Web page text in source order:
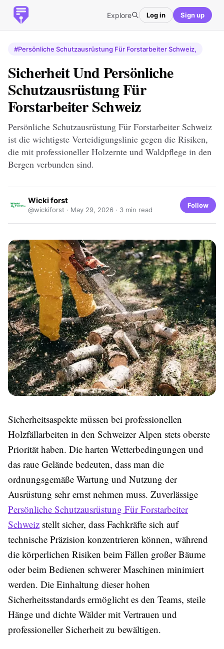
Explore Log in Sign up
#Persönliche Schutzausrüstung Für Forstarbeiter Schweiz,
Sicherheit Und Persönliche
Schutzausrüstung Für
Forstarbeiter Schweiz
Persönliche Schutzausrüstung Für Forstarbeiter Schweiz
ist die wichtigste Verteidigungslinie gegen die Risiken,
die mit professioneller Holzernte und Waldpflege in den
Bergen verbunden sind.
Wicki forst
@wickiforst · May 29, 2026 · 3 min read
Follow
Sicherheitsaspekte müssen bei professionellen
Holzfällarbeiten in den Schweizer Alpen stets oberste
Priorität haben. Die harten Wetterbedingungen und
das raue Gelände bedeuten, dass man die
ordnungsgemäße Wartung und Nutzung der
Ausrüstung sehr ernst nehmen muss. Zuverlässige
Persönliche Schutzausrüstung Für Forstarbeiter
Schweiz stellt sicher, dass Fachkräfte sich auf
technische Präzision konzentrieren können, während
die körperlichen Risiken beim Fällen großer Bäume
oder beim Bedienen schwerer Maschinen minimiert
werden. Die Einhaltung dieser hohen
Sicherheitsstandards ermöglicht es den Teams, steile
Hänge und dichte Wälder mit Vertrauen und
professioneller Sicherheit zu bewältigen.